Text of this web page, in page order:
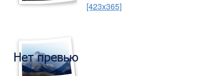
[423x365]